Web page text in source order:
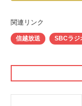
関連リンク
信越放送 SBCラジ